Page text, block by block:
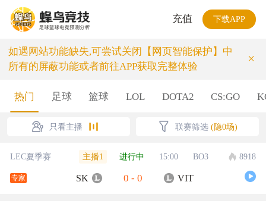
充值 下载APP
如遇网站功能缺失,可尝试关闭【网页智能保护】中
所有的屏蔽功能或者前往APP获取完整体验
×
热门 足球 篮球 LOL DOTA2 CS:GO
只看主播 联赛筛选 (隐0场)
LEC夏季赛 主播1 进行中 15:00 BO3 8918
专家 SK 0 - 0 VIT